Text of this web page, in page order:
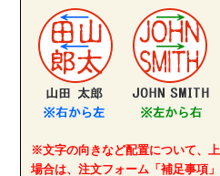
※文字の向きなど配置について、
場合は、注文フォーム「補足事項